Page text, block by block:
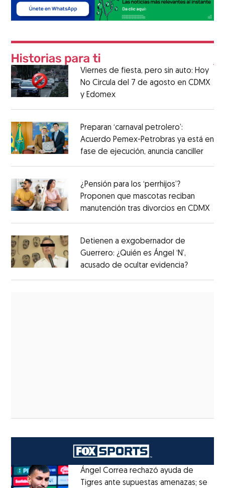
Viernes de fiesta, pero sin auto: Hoy
No Circula del 7 de agosto en CDMX
y Edomex
Preparan ‘carnaval petrolero’:
Acuerdo Pemex-Petrobras ya está en
fase de ejecución, anuncia canciller
¿Pensión para los ‘perrhijos’?
Proponen que mascotas reciban
manutención tras divorcios en CDMX
Detienen a exgobernador de
Guerrero: ¿Quién es Ángel ‘N’,
acusado de ocultar evidencia?
Ángel Correa rechazó ayuda de
Tigres ante supuestas amenazas; se